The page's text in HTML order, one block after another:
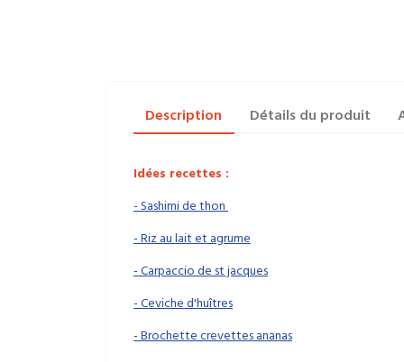
Description Détails du produit
Idées recettes :
- Sashimi de thon
- Riz au lait et agrume
- Carpaccio de st jacques
- Ceviche d'huîtres
- Brochette crevettes ananas